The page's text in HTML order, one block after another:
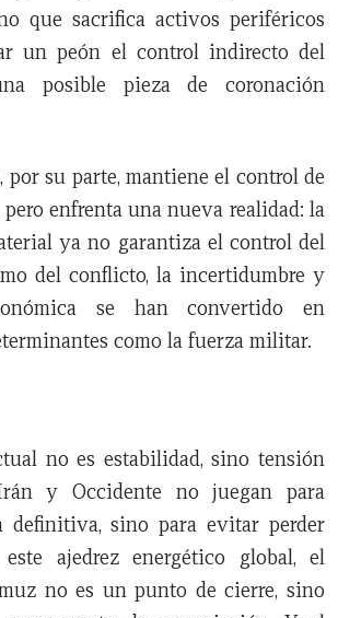
que sacrifica activos periféricos
un peón el control indirecto del
posible pieza de coronación
por su parte, mantiene el control de
pero enfrenta una nueva realidad: la
ya no garantiza el control del
del conflicto, la incertidumbre y
se han convertido en
como la fuerza militar.
no es estabilidad, sino tensión
y Occidente no juegan para
definitiva, sino para evitar perder
ajedrez energético global, el
no es un punto de cierre, sino